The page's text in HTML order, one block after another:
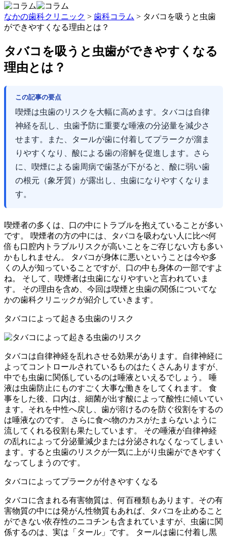
なかの歯科クリニック > 歯科コラム > タバコを吸うと虫歯
ができやすくなる理由とは？
タバコを吸うと虫歯ができやすくなる
理由とは？
この記事の要点
喫煙は虫歯のリスクを大幅に高めます。タバコは自律
神経を乱し、虫歯予防に重要な唾液の分泌量を減少さ
せます。また、タールが歯に付着してプラークが溜ま
りやすくなり、酸による歯の溶解を促進します。さら
に、喫煙による歯周病で歯茎が下がると、酸に弱い歯
の根元（象牙質）が露出し、虫歯になりやすくなりま
す。
喫煙者の多くは、口の中にトラブルを抱えていることが多い
です。 喫煙者の方の中には、タバコを吸わない人に比べ何
倍も口腔内トラブルリスクが高いことをご存じない方も多い
かもしれません。 タバコが身体に悪いということは今や多
くの人が知っていることですが、口の中も身体の一部ですよ
ね。 そして、喫煙者は虫歯になりやすいと言われていま
す。 その理由を含め、今回は喫煙と虫歯の関係についてな
かの歯科クリニックが紹介していきます。
タバコによって起きる虫歯のリスク
タバコは自律神経を乱れさせる効果があります。自律神経に
よってコントロールされているものはたくさんありますが、
中でも虫歯に関係しているのは唾液といえるでしょう。 唾
液は虫歯防止にものすごく大事な働きをしてくれます。 食
事をした後、口内は、細菌が出す酸によって酸性に傾いてい
ます。それを中性へ戻し、歯が溶けるのを防ぐ役割をするの
は唾液なのです。 さらに食べ物のカスがたまらないように
流してくれる役割も果たしています。 その唾液が自律神経
の乱れによって分泌量減少または分泌されなくなってしまい
ます。すると虫歯のリスクが一気に上がり虫歯ができやすく
なってしまうのです。
タバコによってプラークが付きやすくなる
タバコに含まれる有害物質は、何百種類もあります。その有
害物質の中には発がん性物質もあれば、タバコを止めること
ができない依存性のニコチンも含まれていますが、虫歯に関
係するのは、実は「タール」です。 タールは歯に付着し黒